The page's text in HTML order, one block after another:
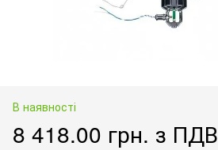
В наявності
8 418.00 грн. з ПДВ